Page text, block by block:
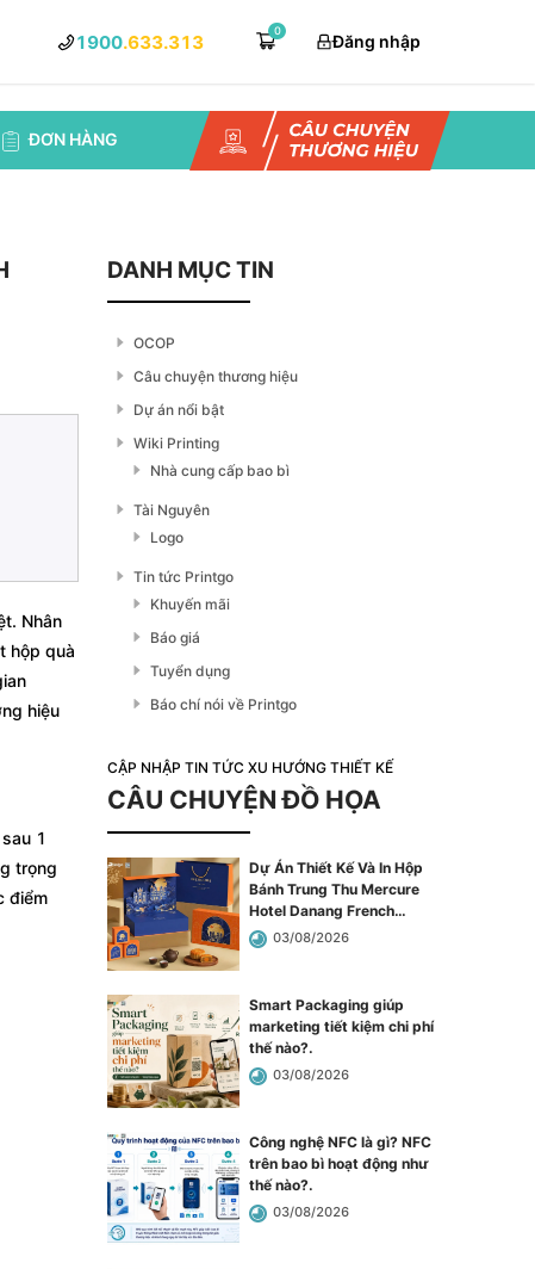
1900.633.313
0
Đăng nhập
ĐƠN HÀNG
Nhân
hộp quà
hiệu
1
trọng
điểm
DANH MỤC TIN
OCOP
Câu chuyện thương hiệu
Dự án nổi bật
Wiki Printing
Nhà cung cấp bao bì
Tài Nguyên
Logo
Tin tức Printgo
Khuyến mãi
Báo giá
Tuyển dụng
Báo chí nói về Printgo
CẬP NHẬP TIN TỨC XU HƯỚNG THIẾT KẾ
CÂU CHUYỆN ĐỒ HỌA
Dự Án Thiết Kế Và In Hộp
Bánh Trung Thu Mercure
Hotel Danang French
Village Bana Hills
03/08/2026
Smart Packaging giúp
marketing tiết kiệm chi phí
thế nào?.
03/08/2026
Công nghệ NFC là gì? NFC
trên bao bì hoạt động như
thế nào?.
03/08/2026